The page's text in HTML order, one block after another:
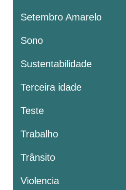
Setembro Amarelo
Sono
Sustentabilidade
Terceira idade
Teste
Trabalho
Trânsito
Violencia